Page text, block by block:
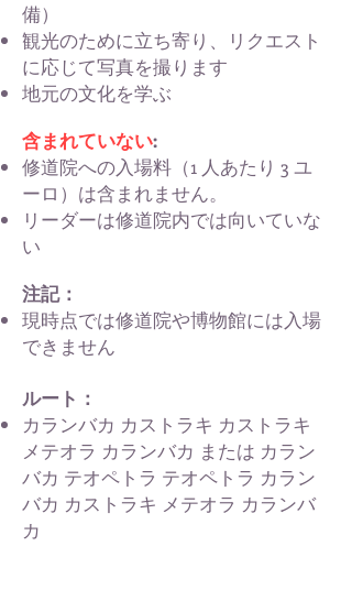
備）
観光のために立ち寄り、リクエスト
に応じて写真を撮ります
地元の文化を学ぶ
含まれていない:
修道院への入場料（1 人あたり 3 ユ
ーロ）は含まれません。
リーダーは修道院内では向いていな
い
注記：
現時点では修道院や博物館には入場
できません
ルート：
カランバカ カストラキ カストラキ
メテオラ カランバカ または カラン
バカ テオペトラ テオペトラ カラン
バカ カストラキ メテオラ カランバ
カ